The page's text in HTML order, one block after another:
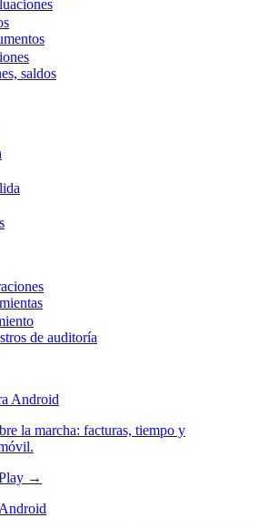
saldos
de auditoría
Android
la marcha: facturas, tiempo y
→